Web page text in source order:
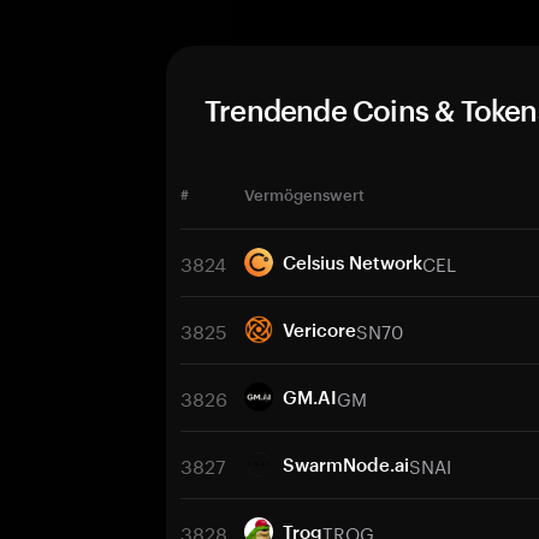
Trendende Coins &
# Vermögenswert
3824 Celsius NetworkCEL
3825 VericoreSN70
3826 GM.AIGM
3827 SwarmNode.aiSNAI
3828 TrogTROG